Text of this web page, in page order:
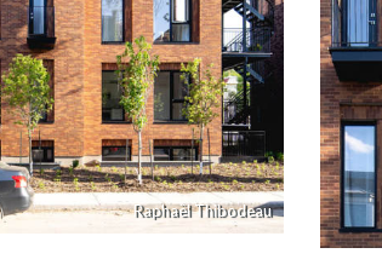
Raphaël Thibodeau